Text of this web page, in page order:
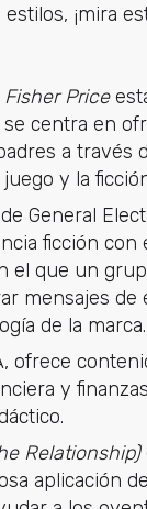
¡mira
Price
centra en
a través
y la
General
ficción con
el que un
mensajes de
de la marca.
ofrece
y
Relationship)
aplicación